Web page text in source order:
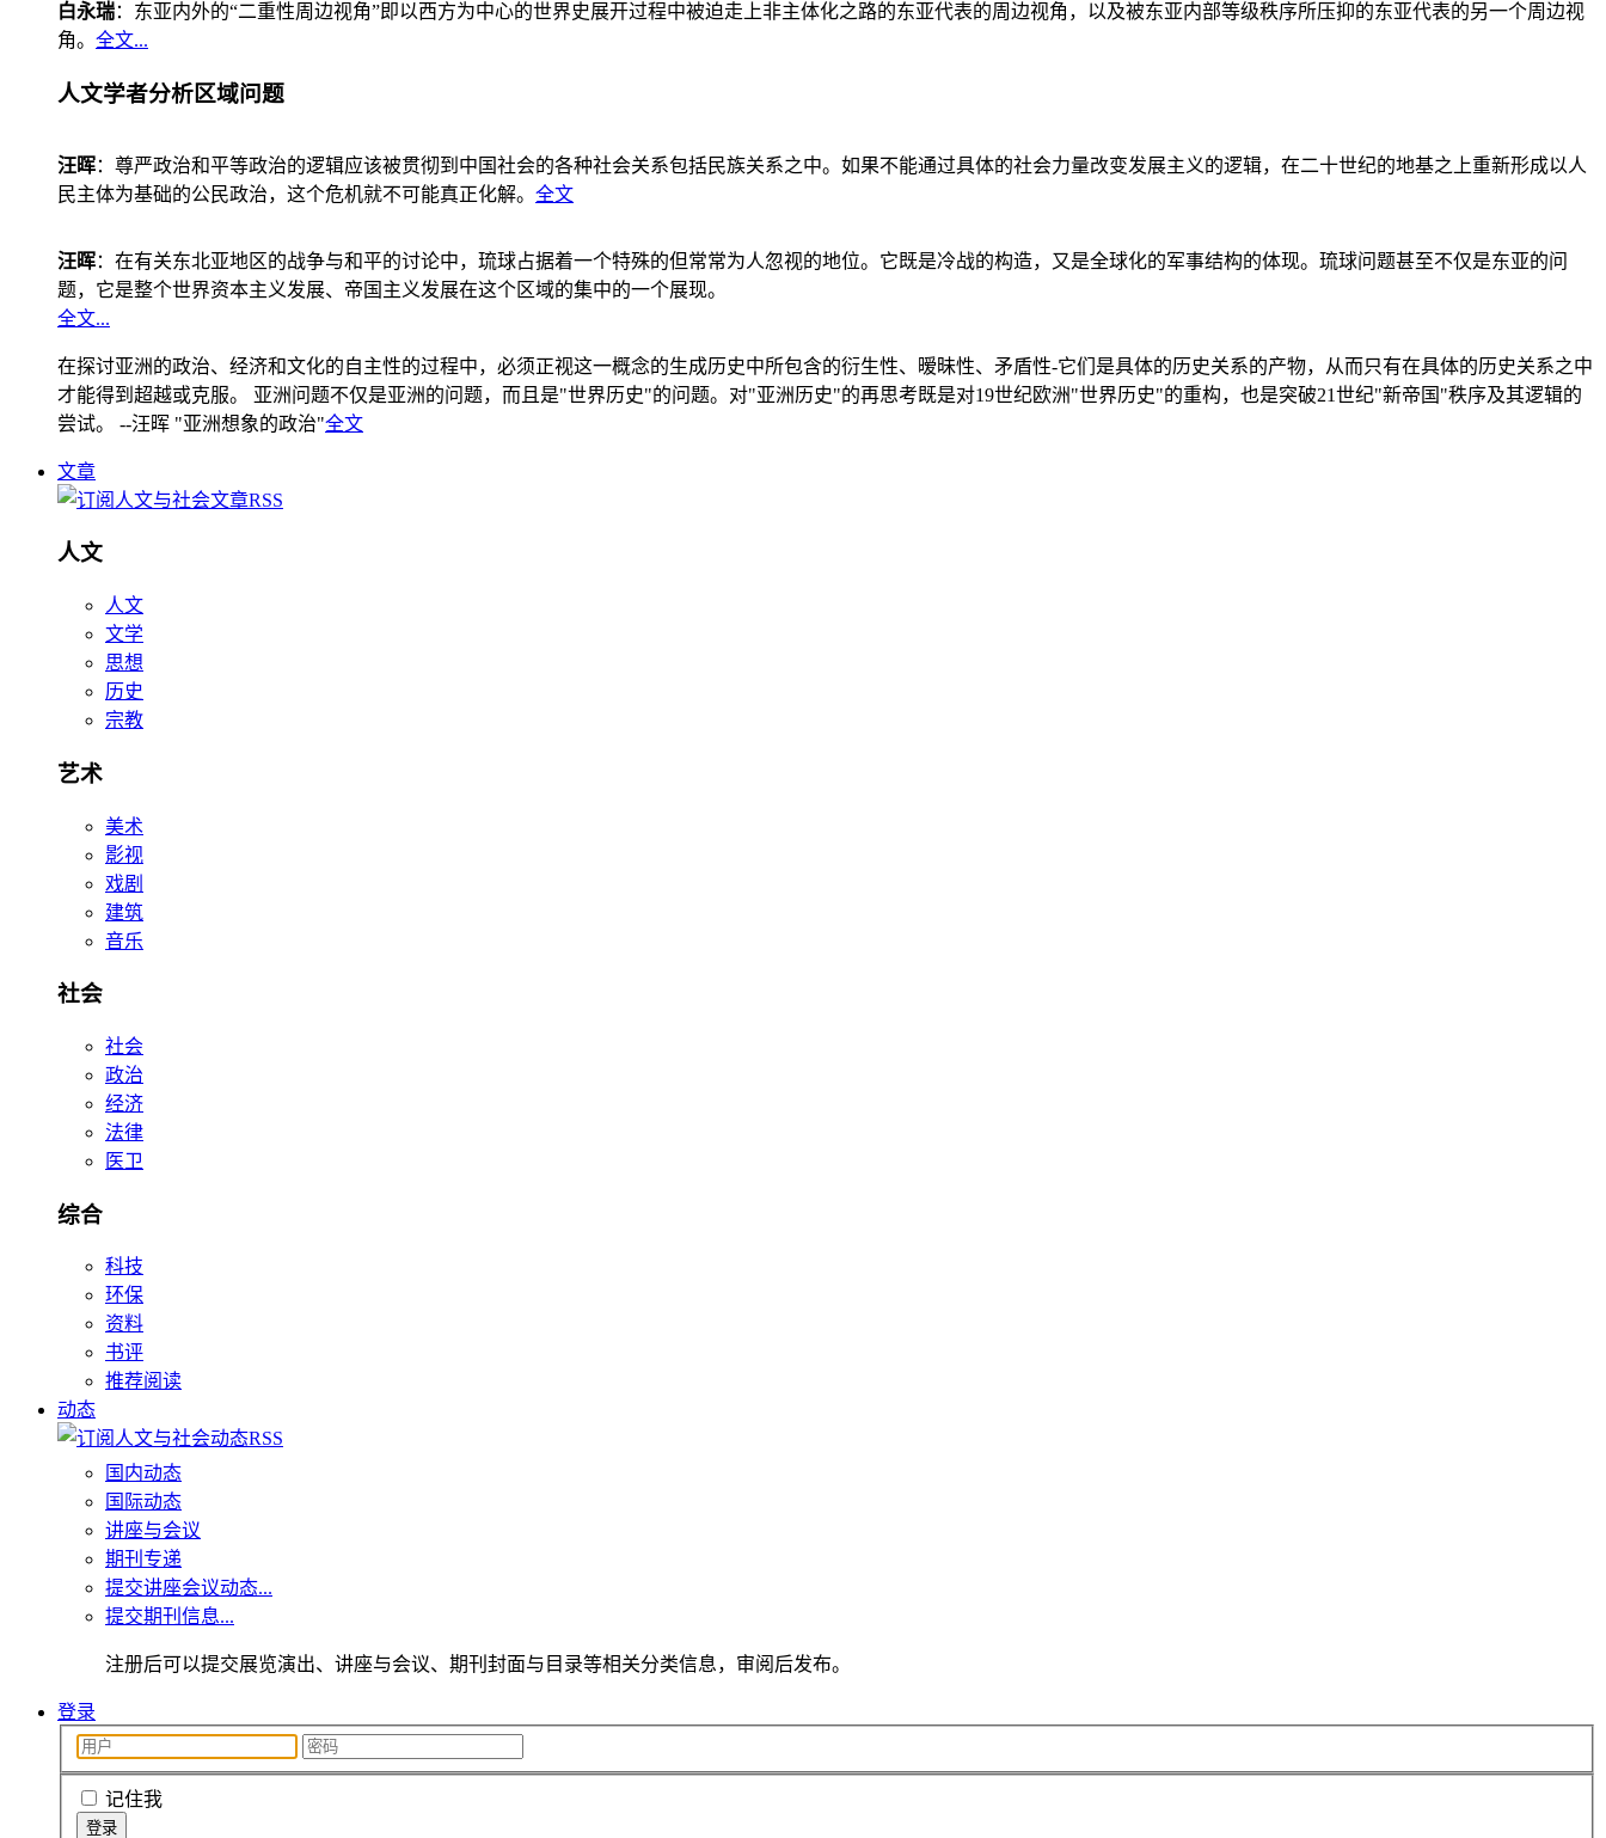
白永瑞：东亚内外的“二重性周边视角”即以西方为中心的世界史展开过程中被迫走上非主体化之路的东亚代表的周边视角，以及被东亚内部等级秩序所压抑的东亚代表的另一个周边视
角。 全文...
人文学者分析区域问题
汪晖：尊严政治和平等政治的逻辑应该被贯彻到中国社会的各种社会关系包括民族关系之中。如果不能通过具体的社会力量改变发展主义的逻辑，在二十世纪的地基之上重新形成以人
民主体为基础的公民政治，这个危机就不可能真正化解。 全文
汪晖：在有关东北亚地区的战争与和平的讨论中，琉球占据着一个特殊的但常常为人忽视的地位。它既是冷战的构造，又是全球化的军事结构的体现。琉球问题甚至不仅是东亚的问
题，它是整个世界资本主义发展、帝国主义发展在这个区域的集中的一个展现。
全文...
在探讨亚洲的政治、经济和文化的自主性的过程中，必须正视这一概念的生成历史中所包含的衍生性、暧昧性、矛盾性-它们是具体的历史关系的产物，从而只有在具体的历史关系之中
才能得到超越或克服。 亚洲问题不仅是亚洲的问题，而且是"世界历史"的问题。对"亚洲历史"的再思考既是对19世纪欧洲"世界历史"的重构，也是突破21世纪"新帝国"秩序及其逻辑的
尝试。 --汪晖 "亚洲想象的政治"全文
文章
人文
人文
文学
思想
历史
宗教
艺术
美术
影视
戏剧
建筑
音乐
社会
社会
政治
经济
法律
医卫
综合
科技
环保
资料
书评
推荐阅读
动态
国内动态
国际动态
讲座与会议
期刊专递
提交讲座会议动态...
提交期刊信息...
注册后可以提交展览演出、讲座与会议、期刊封面与目录等相关分类信息，审阅后发布。
登录
记住我